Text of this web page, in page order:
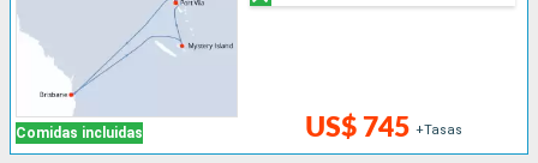
Comidas incluidas US$ 745 +Tasas